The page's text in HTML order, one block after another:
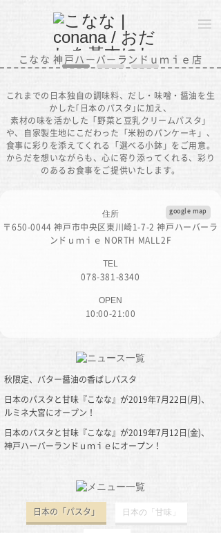
こなな 神戸ハーバーランドｕｍｉｅ店
これまでの日本独自の調味料、だし・味噌・醤油を生
かした｢日本のパスタ｣に加え、
素材の味を活かした「野菜と豆乳クリームパスタ」
や、自家製生地にこだわった「米粉のパンケーキ」、
食事に彩りを添えてくれる「選べる小鉢」をご用意。
からだを想いながらも、心に寄り添ってくれる、彩り
のあるお食事をご提供いたします。
住所
〒650-0044 神戸市中央区東川崎1-7-2 神戸ハーバーラ
ンドｕｍｉｅ NORTH MALL2F
google map
TEL
078-381-8340
OPEN
10:00-21:00
秋限定、バター醤油の香ばしパスタ
日本のパスタと甘味『こなな』が2019年7月22日(月)、
ルミネ大宮にオープン！
2019/07/18(Thu)
日本のパスタと甘味『こなな』が2019年7月12日(金)、
神戸ハーバーランドｕｍｉｅにオープン！
日本の「パスタ」 日本の「甘味」